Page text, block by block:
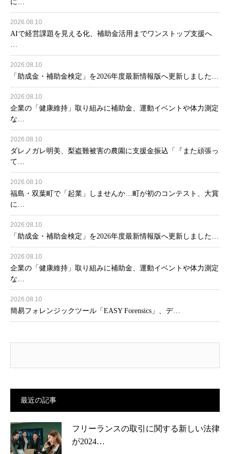
に…
2026.08.10
AIで経営課題を見える化、補助金活用までワンストップ支援へ
…
2026.08.10
「助成金・補助金検定」を2026年度最新情報版へ更新しました…
2026.08.10
企業の「健康維持」取り組みに補助金、運動イベントや体力測定
な…
2026.08.10
ダレノガレ明美、梨盗難被害の農園に支援金振込「『また頑張っ
て…
2026.08.10
福島・双葉町で「起業」しませんか…町が初のコンテスト、大賞
に…
2026.08.10
「助成金・補助金検定」を2026年度最新情報版へ更新しました…
2026.08.10
企業の「健康維持」取り組みに補助金、運動イベントや体力測定
な…
2026.08.10
簡易フォレンジックツール「EASY Forensics」、デ…
最近の記事
フリーランスの取引に関する新しい法律
が2024…